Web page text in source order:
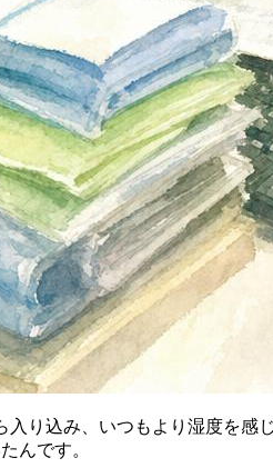
入り込み、いつもより湿度を
んです。